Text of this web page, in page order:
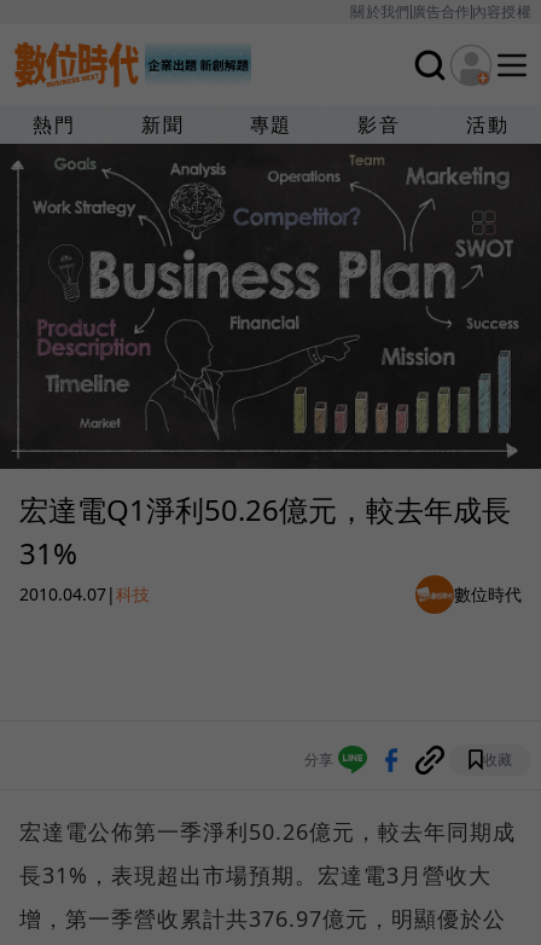
關於我們廣告合作內容授權
熱門 新聞 專題 影音 活動
宏達電Q1淨利50.26億元，較去年成長
31%
2010.04.07|科技 數位時代
分享 收藏
宏達電公佈第一季淨利50.26億元，較去年同期成
長31%，表現超出市場預期。宏達電3月營收大
增，第一季營收累計共376.97億元，明顯優於公